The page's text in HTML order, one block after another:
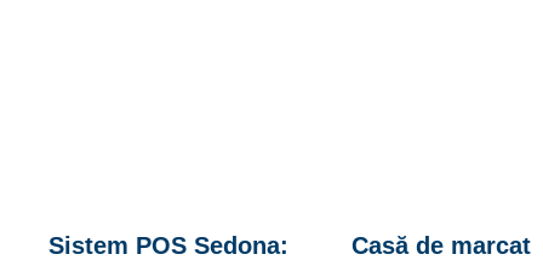
Sistem POS Sedona:
Casă de marcat